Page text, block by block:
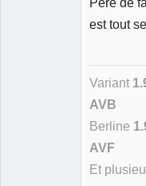
est tout
Variant
AVB
Berline
AVF
Et